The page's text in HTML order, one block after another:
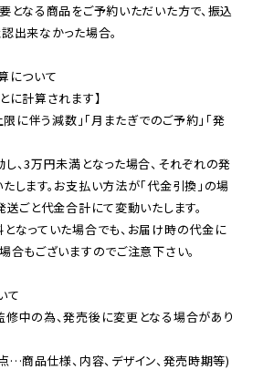
となる商品をご予約いただいた方で、振込
出来なかった場合。
について
に計算されます】
限に伴う減数」「月またぎでのご予約」「発
、3万円未満となった場合、それぞれの発
します。お支払い方法が「代金引換」の場
なっていた場合でも、お届け時の代金に
合もございますのでご注意下さい。
て
中の為、発売後に変更となる場合があり
商品仕様、内容、デザイン、発売時期等)